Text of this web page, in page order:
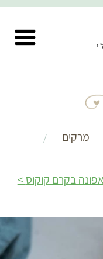
מרקים
בקרם קוקוס